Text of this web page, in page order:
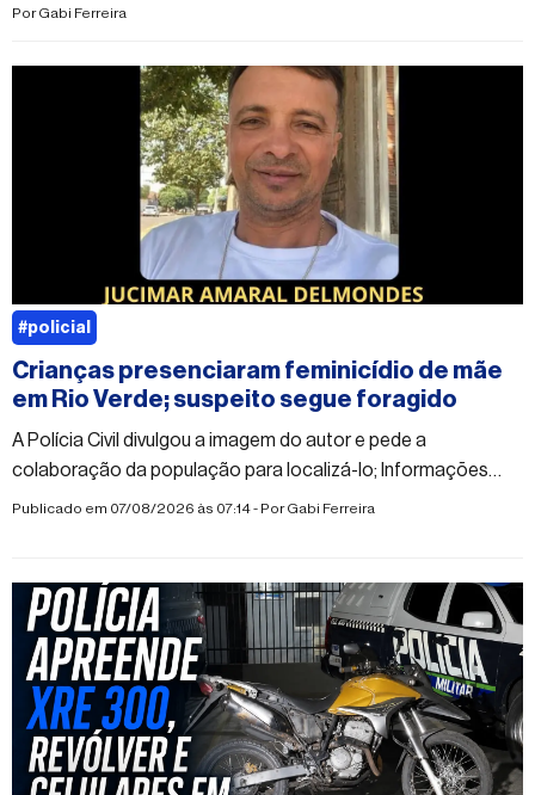
PorGabi Ferreira
Crianças presenciaram feminicídio de mãe
em Rio Verde; suspeito segue foragido
A Polícia Civil divulgou a imagem do autor e pede a
colaboração da população para localizá-lo; Informações
sobre o paradeiro do suspeito podem ser repassadas de
Publicado em 07/08/2026 às 07:14 - PorGabi Ferreira
#policial